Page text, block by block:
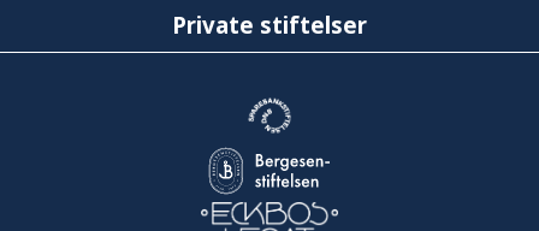
Private stiftelser